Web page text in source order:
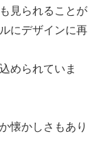
見られることが
にデザインに再
められていま
懐かしさもあり